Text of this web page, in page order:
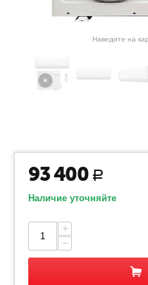
Наведите на
93 400 Р
Наличие уточняйте
+
−